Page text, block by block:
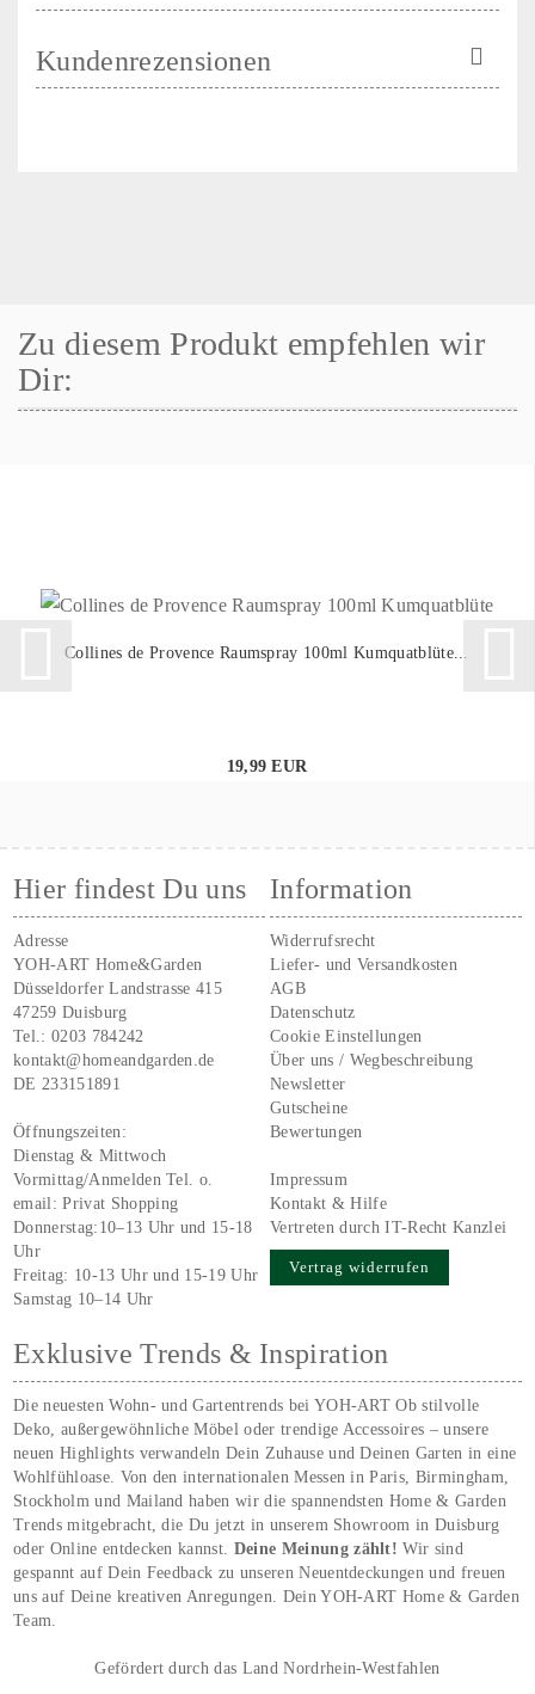
Kundenrezensionen
Zu diesem Produkt empfehlen wir
Dir:
Collines de Provence Raumspray 100ml Kumquatblüte...
19,99 EUR
Hier findest Du uns
Adresse
YOH-ART Home&Garden
Düsseldorfer Landstrasse 415
47259 Duisburg
Tel.:0203 784242
kontakt@homeandgarden.de
DE 233151891
Öffnungszeiten:
Dienstag & Mittwoch
Vormittag/Anmelden Tel. o.
email:Privat Shopping
Donnerstag:10–13 Uhr und 15-18
Uhr
Freitag: 10-13 Uhr und 15-19 Uhr
Samstag 10–14 Uhr
Information
Widerrufsrecht
Liefer- und Versandkosten
AGB
Datenschutz
Cookie Einstellungen
Über uns / Wegbeschreibung
Newsletter
Gutscheine
Bewertungen
Impressum
Kontakt & Hilfe
Vertreten durch IT-Recht Kanzlei
Vertrag widerrufen
Exklusive Trends & Inspiration
Die neuesten Wohn- und Gartentrends bei YOH‑ART Ob stilvolle
Deko, außergewöhnliche Möbel oder trendige Accessoires – unsere
neuen Highlights verwandeln Dein Zuhause und Deinen Garten in eine
Wohlfühloase. Von den internationalen Messen in Paris, Birmingham,
Stockholm und Mailand haben wir die spannendsten Home & Garden
Trends mitgebracht, die Du jetzt in unserem Showroom in Duisburg
oder Online entdecken kannst. Deine Meinung zählt!Wir sind
gespannt auf Dein Feedback zu unseren Neuentdeckungen und freuen
uns auf Deine kreativen Anregungen. Dein YOH‑ART Home & Garden
Team.
Gefördert durch das Land Nordrhein-Westfahlen